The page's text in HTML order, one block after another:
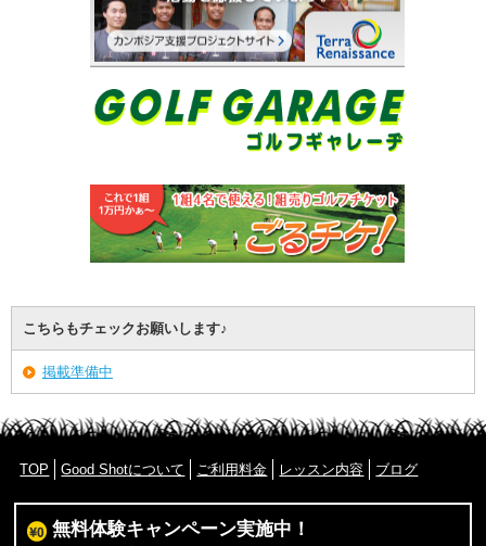
こちらもチェックお願いします♪
掲載準備中
TOP Good Shotについて ご利用料金 レッスン内容 ブログ
無料体験キャンペーン実施中！